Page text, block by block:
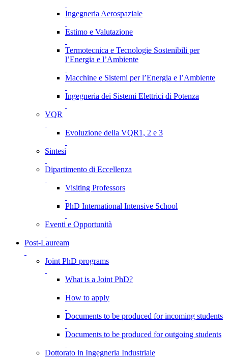
Ingegneria Aerospaziale
Estimo e Valutazione
Termotecnica e Tecnologie Sostenibili per
l’Energia e l’Ambiente
Macchine e Sistemi per l’Energia e l’Ambiente
Ingegneria dei Sistemi Elettrici di Potenza
VQR
Evoluzione della VQR1, 2 e 3
Sintesi
Dipartimento di Eccellenza
Visiting Professors
PhD International Intensive School
Eventi e Opportunità
Post-Lauream
Joint PhD programs
What is a Joint PhD?
How to apply
Documents to be produced for incoming students
Documents to be produced for outgoing students
Dottorato in Ingegneria Industriale